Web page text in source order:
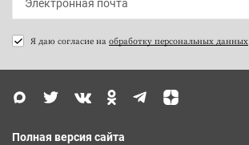
Я даю согласие на обработку персональных данных
Полная версия сайта